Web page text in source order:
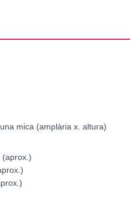
mica (amplària x. altura)
(aprox.)